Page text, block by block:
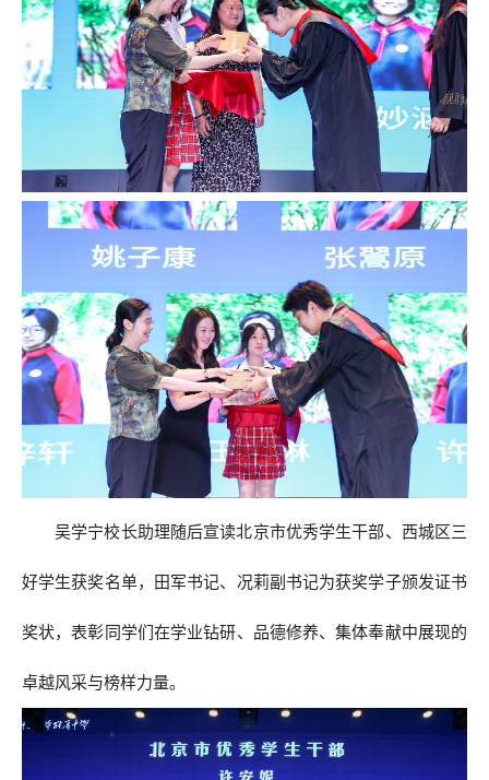
吴学宁校长助理随后宣读北京市优秀学生干部、西城区三
好学生获奖名单，田军书记、况莉副书记为获奖学子颁发证书
奖状，表彰同学们在学业钻研、品德修养、集体奉献中展现的
卓越风采与榜样力量。